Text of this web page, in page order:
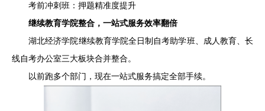
考前冲刺班：押题精准度提升
继续教育学院整合，一站式服务效率翻倍
湖北经济学院继续教育学院全日制自考助学班、成人教育、长
线自考办公室三大板块合并整合。
以前跑多个部门，现在一站式服务搞定全部手续。